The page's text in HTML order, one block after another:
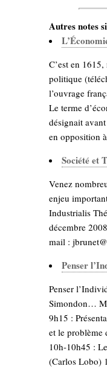
Autres notes
C’est en
politique
l’ouvrage
Le terme
désignait
en opposition
Société et
Venez
enjeu
Industrialis
décembre
mail :
Penser
Penser
Simondon…
9h15 :
et le problème
10h-10h45 :
(Carlos Lobo)